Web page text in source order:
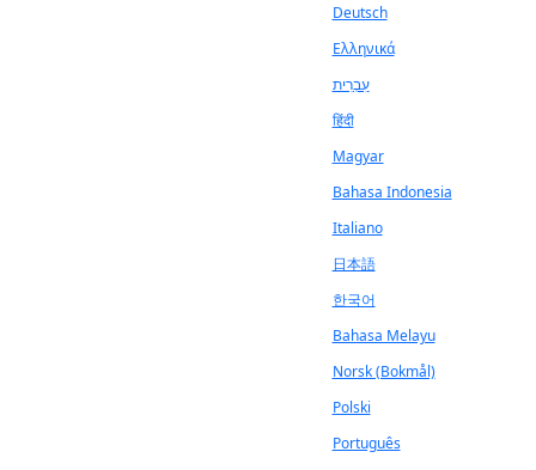
Deutsch
Ελληνικά
עִבְרִית
हिंदी
Magyar
Bahasa Indonesia
Italiano
日本語
한국어
Bahasa Melayu
Norsk (Bokmål)
Polski
Português